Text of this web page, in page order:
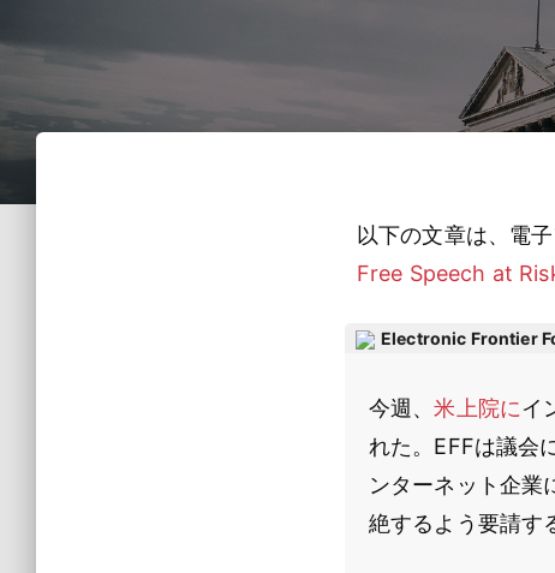
以下の文章は、電
Free Speech at
Electronic Frontier
今週、米上院にイ
れた。EFFは議会
ンターネット企業
絶するよう要請す